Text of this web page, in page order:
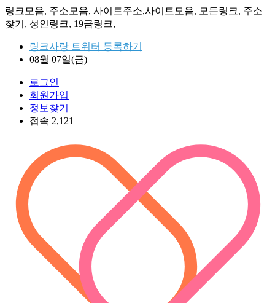
링크모음, 주소모음, 사이트주소,사이트모음, 모든링크, 주소
찾기, 성인링크, 19금링크,
링크사랑 트위터 등록하기
08월 07일(금)
로그인
회원가입
정보찾기
접속 2,121